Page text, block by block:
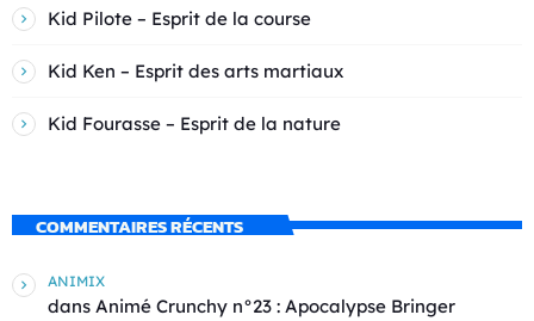
Kid Pilote – Esprit de la course
Kid Ken – Esprit des arts martiaux
Kid Fourasse – Esprit de la nature
COMMENTAIRES RÉCENTS
ANIMIX
dans Animé Crunchy n°23 : Apocalypse Bringer